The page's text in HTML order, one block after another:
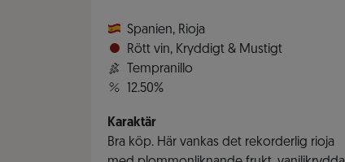
Spanien, Rioja
Rött vin, Kryddigt & Mustigt
Tempranillo
12.50%
Karaktär
Bra köp. Här vankas det rekorderlig rioja